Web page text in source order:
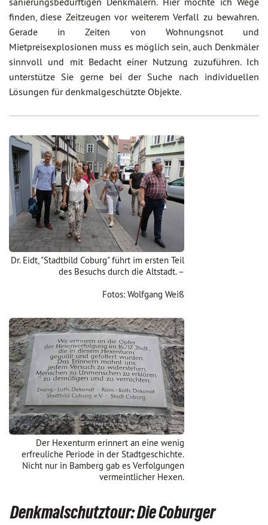
finden, diese Zeitzeugen vor weiterem Verfall zu bewahren.
Gerade in Zeiten von Wohnungsnot und
Mietpreisexplosionen muss es möglich sein, auch Denkmäler
sinnvoll und mit Bedacht einer Nutzung zuzuführen. Ich
unterstütze Sie gerne bei der Suche nach individuellen
Lösungen für denkmalgeschützte Objekte.
Dr. Eidt, "Stadtbild Coburg" führt im ersten Teil
des Besuchs durch die Altstadt. –
Fotos: Wolfgang Weiß
Der Hexenturm erinnert an eine wenig
erfreuliche Periode in der Stadtgeschichte.
Nicht nur in Bamberg gab es Verfolgungen
vermeintlicher Hexen.
Denkmalschutztour: Die Coburger